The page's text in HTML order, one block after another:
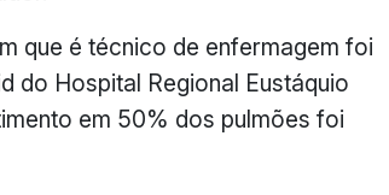
que é técnico de enfermagem foi
do Hospital Regional Eustáquio
em 50% dos pulmões foi